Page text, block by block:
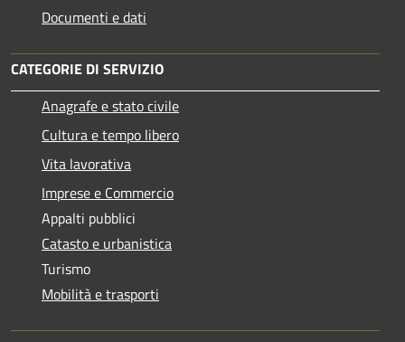
Documenti e dati
CATEGORIE DI SERVIZIO
Anagrafe e stato civile
Cultura e tempo libero
Vita lavorativa
Imprese e Commercio
Appalti pubblici
Catasto e urbanistica
Turismo
Mobilità e trasporti